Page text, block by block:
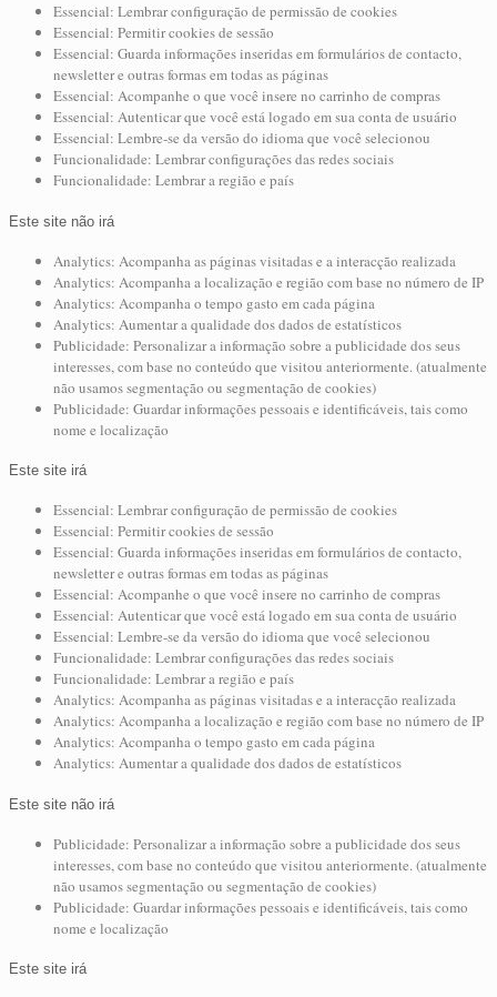
Essencial: Lembrar configuração de permissão de cookies
Essencial: Permitir cookies de sessão
Essencial: Guarda informações inseridas em formulários de contacto,
newsletter e outras formas em todas as páginas
Essencial: Acompanhe o que você insere no carrinho de compras
Essencial: Autenticar que você está logado em sua conta de usuário
Essencial: Lembre-se da versão do idioma que você selecionou
Funcionalidade: Lembrar configurações das redes sociais
Funcionalidade: Lembrar a região e país
Este site não irá
Analytics: Acompanha as páginas visitadas e a interacção realizada
Analytics: Acompanha a localização e região com base no número de IP
Analytics: Acompanha o tempo gasto em cada página
Analytics: Aumentar a qualidade dos dados de estatísticos
Publicidade: Personalizar a informação sobre a publicidade dos seus
interesses, com base no conteúdo que visitou anteriormente. (atualmente
não usamos segmentação ou segmentação de cookies)
Publicidade: Guardar informações pessoais e identificáveis, tais como
nome e localização
Este site irá
Essencial: Lembrar configuração de permissão de cookies
Essencial: Permitir cookies de sessão
Essencial: Guarda informações inseridas em formulários de contacto,
newsletter e outras formas em todas as páginas
Essencial: Acompanhe o que você insere no carrinho de compras
Essencial: Autenticar que você está logado em sua conta de usuário
Essencial: Lembre-se da versão do idioma que você selecionou
Funcionalidade: Lembrar configurações das redes sociais
Funcionalidade: Lembrar a região e país
Analytics: Acompanha as páginas visitadas e a interacção realizada
Analytics: Acompanha a localização e região com base no número de IP
Analytics: Acompanha o tempo gasto em cada página
Analytics: Aumentar a qualidade dos dados de estatísticos
Este site não irá
Publicidade: Personalizar a informação sobre a publicidade dos seus
interesses, com base no conteúdo que visitou anteriormente. (atualmente
não usamos segmentação ou segmentação de cookies)
Publicidade: Guardar informações pessoais e identificáveis, tais como
nome e localização
Este site irá